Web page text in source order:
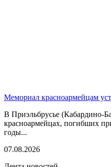
Мемориал красноармейцам
В Приэльбрусье (Кабардино-
красноармейцах, погибших
годы...
07.08.2026